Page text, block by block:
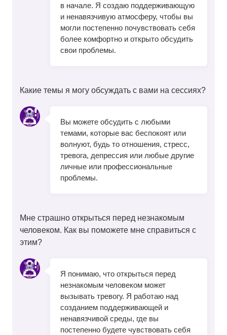
в начале. Я создаю поддерживающую
и ненавязчивую атмосферу, чтобы вы
могли постепенно почувствовать себя
более комфортно и открыто обсудить
свои проблемы.
Какие темы я могу обсуждать с вами на сессиях?
Вы можете обсудить с любыми
темами, которые вас беспокоят или
волнуют, будь то отношения, стресс,
тревога, депрессия или любые другие
личные или профессиональные
проблемы.
Мне страшно открыться перед незнакомым
человеком. Как вы поможете мне справиться с
этим?
Я понимаю, что открыться перед
незнакомым человеком может
вызывать тревогу. Я работаю над
созданием поддерживающей и
ненавязчивой среды, где вы
постепенно будете чувствовать себя